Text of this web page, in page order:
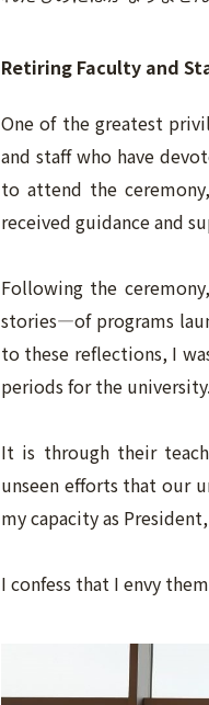
Retiring Faculty and
One of the greatest
and staff who have
to attend the
received guidance and
Following the
stories—of programs
to these reflections, I
periods for the
It is through their
unseen efforts that our
my capacity as
I confess that I envy